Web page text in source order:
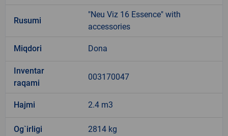
Rusumi
"Neu Viz 16 Essence" with
accessories
Miqdori Dona
Inventar
raqami
003170047
Hajmi 2.4 m3
Og`irligi 2814 kg